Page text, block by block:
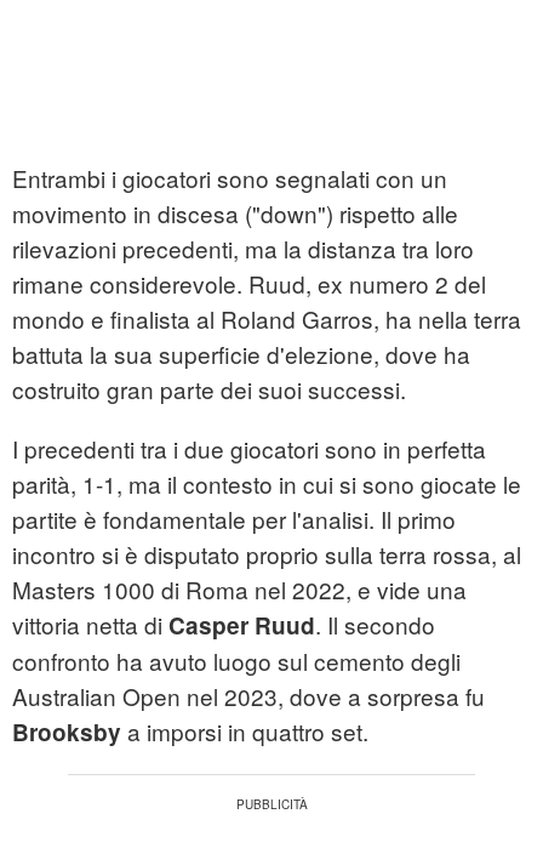
Entrambi i giocatori sono segnalati con un
movimento in discesa ("down") rispetto alle
rilevazioni precedenti, ma la distanza tra loro
rimane considerevole. Ruud, ex numero 2 del
mondo e finalista al Roland Garros, ha nella terra
battuta la sua superficie d'elezione, dove ha
costruito gran parte dei suoi successi.
I precedenti tra i due giocatori sono in perfetta
parità, 1-1, ma il contesto in cui si sono giocate le
partite è fondamentale per l'analisi. Il primo
incontro si è disputato proprio sulla terra rossa, al
Masters 1000 di Roma nel 2022, e vide una
vittoria netta di Casper Ruud. Il secondo
confronto ha avuto luogo sul cemento degli
Australian Open nel 2023, dove a sorpresa fu
Brooksby a imporsi in quattro set.